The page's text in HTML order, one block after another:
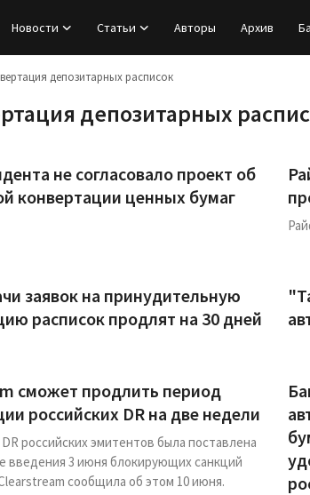
Новости Статьи Авторы Архив
Регистрация
депозитарных расписок
депозитарных
не согласовало проект об
конвертации ценных бумаг
заявок на принудительную
расписок продлят на 30 дней
сможет продлить период
российских DR на две недели
российских эмитентов была поставлена
введения 3 июня блокирующих санкций
сообщила об этом 10 июня.